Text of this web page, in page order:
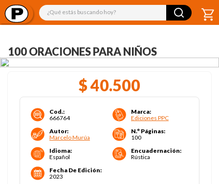
¿Qué estás buscando hoy?
100 ORACIONES PARA NIÑOS
$40.500
Cod.:
666764
Marca:
Ediciones PPC
Autor:
Marcelo Murúa
N.° Páginas:
100
Idioma:
Español
Encuadernación:
Rústica
Fecha De Edición:
2023